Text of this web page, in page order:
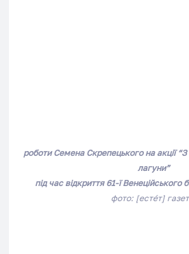
роботи Семена Скрепецького на акції “З
лагуни”
під час відкриття 61-ї Венеційського
фото: [естéт]